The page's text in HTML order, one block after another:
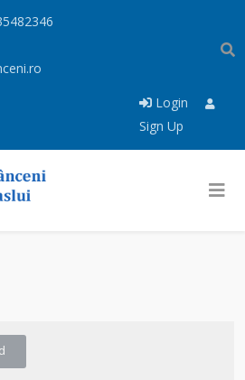
Login
Sign Up